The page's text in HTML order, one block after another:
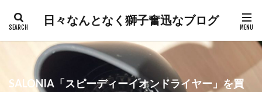
日々なんとなく獅子奮迅なブログ
SALONIA「スピーディーイオンドライヤー」を買